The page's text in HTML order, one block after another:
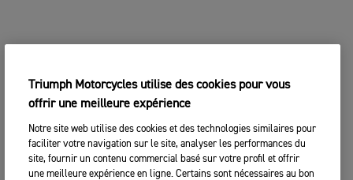
Triumph Motorcycles utilise des cookies pour vous
offrir une meilleure expérience
Notre site web utilise des cookies et des technologies similaires pour
faciliter votre navigation sur le site, analyser les performances du
site, fournir un contenu commercial basé sur votre profil et offrir
une meilleure expérience en ligne. Certains sont nécessaires au bon